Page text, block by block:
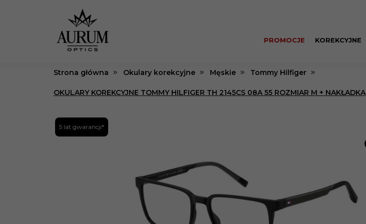
PROMOCJE KOREKCYJNE
Strona główna Okulary korekcyjne Męskie Tommy Hilfiger
OKULARY KOREKCYJNE TOMMY HILFIGER TH 2145CS 08A 55 ROZMIAR M + NAKŁADKA
5 lat gwarancji*